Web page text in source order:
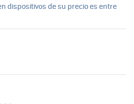
dispositivos de su precio es entre